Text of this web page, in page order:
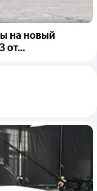
на новый
от...